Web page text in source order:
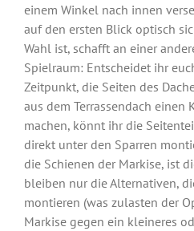
einem Winkel nach innen
auf den ersten Blick optisch
Wahl ist, schafft an einer
Spielraum: Entscheidet ihr
Zeitpunkt, die Seiten des
aus dem Terrassendach einen
machen, könnt ihr die
direkt unter den Sparren
die Schienen der Markise, ist
bleiben nur die Alternativen,
montieren (was zulasten der
Markise gegen ein kleineres